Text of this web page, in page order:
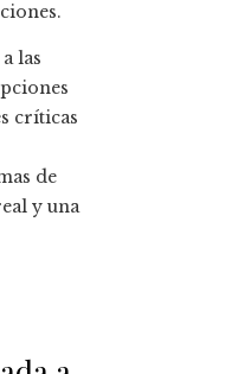
las
críticas
de
y una